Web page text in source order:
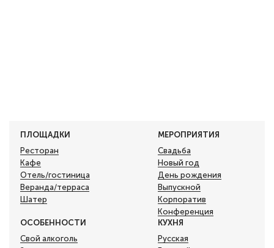
ПЛОЩАДКИ
Ресторан
Кафе
Отель/гостиница
Веранда/терраса
Шатер
МЕРОПРИЯТИЯ
Свадьба
Новый год
День рождения
Выпускной
Корпоратив
Конференция
ОСОБЕННОСТИ
Свой алкоголь
КУХНЯ
Русская